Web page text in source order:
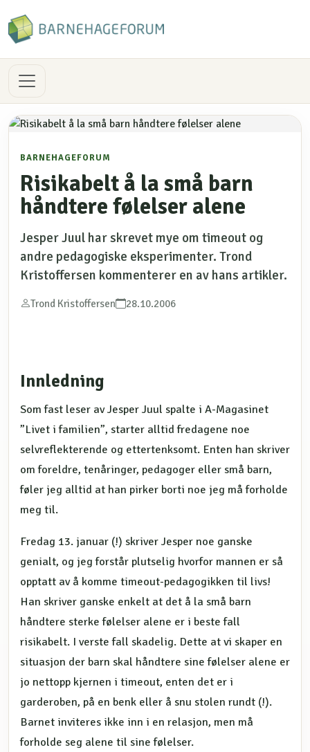
BARNEHAGEFORUM
Risikabelt å la små barn
håndtere følelser alene
Jesper Juul har skrevet mye om timeout og
andre pedagogiske eksperimenter. Trond
Kristoffersen kommenterer en av hans artikler.
Trond Kristoffersen 28.10.2006
Innledning
Som fast leser av Jesper Juul spalte i A-Magasinet
”Livet i familien”, starter alltid fredagene noe
selvreflekterende og ettertenksomt. Enten han skriver
om foreldre, tenåringer, pedagoger eller små barn,
føler jeg alltid at han pirker borti noe jeg må forholde
meg til.
Fredag 13. januar (!) skriver Jesper noe ganske
genialt, og jeg forstår plutselig hvorfor mannen er så
opptatt av å komme timeout-pedagogikken til livs!
Han skriver ganske enkelt at det å la små barn
håndtere sterke følelser alene er i beste fall
risikabelt. I verste fall skadelig. Dette at vi skaper en
situasjon der barn skal håndtere sine følelser alene er
jo nettopp kjernen i timeout, enten det er i
garderoben, på en benk eller å snu stolen rundt (!).
Barnet inviteres ikke inn i en relasjon, men må
forholde seg alene til sine følelser.